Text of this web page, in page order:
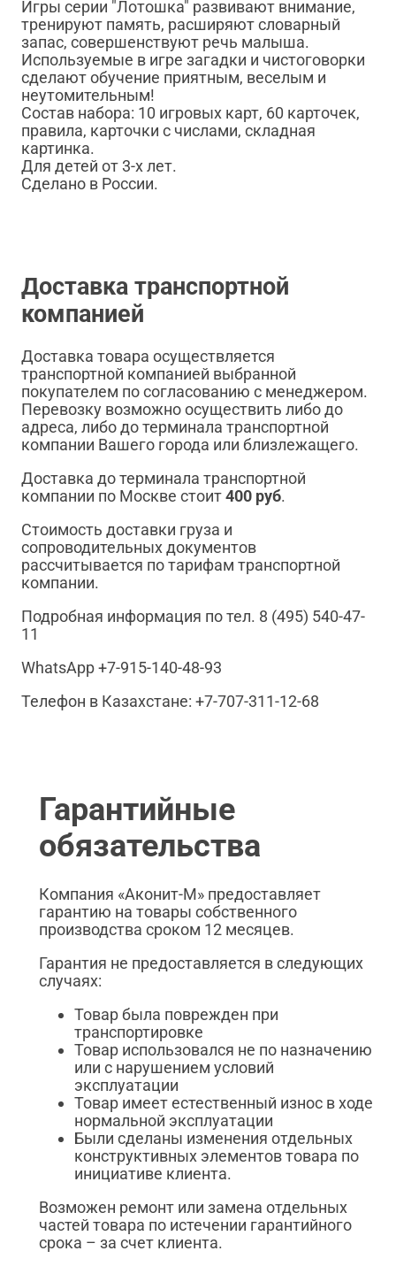
Игры серии "Лотошка" развивают внимание,
тренируют память, расширяют словарный
запас, совершенствуют речь малыша.
Используемые в игре загадки и чистоговорки
сделают обучение приятным, веселым и
неутомительным!
Состав набора: 10 игровых карт, 60 карточек,
правила, карточки с числами, складная
картинка.
Для детей от 3-х лет.
Сделано в России.
Доставка транспортной
компанией
Доставка товара осуществляется
транспортной компанией выбранной
покупателем по согласованию с менеджером.
Перевозку возможно осуществить либо до
адреса, либо до терминала транспортной
компании Вашего города или близлежащего.
Доставка до терминала транспортной
компании по Москве стоит400 руб.
Стоимость доставки груза и
сопроводительных документов
рассчитывается по тарифам транспортной
компании.
Подробная информация по тел. 8 (495) 540-47-
11
WhatsApp +7-915-140-48-93
Телефон в Казахстане: +7-707-311-12-68
Гарантийные
обязательства
Компания «Аконит-М» предоставляет
гарантию на товары собственного
производства сроком 12 месяцев.
Гарантия не предоставляется в следующих
случаях:
Товар была поврежден при
транспортировке
Товар использовался не по назначению
или с нарушением условий
эксплуатации
Товар имеет естественный износ в ходе
нормальной эксплуатации
Были сделаны изменения отдельных
конструктивных элементов товара по
инициативе клиента.
Возможен ремонт или замена отдельных
частей товара по истечении гарантийного
срока – за счет клиента.